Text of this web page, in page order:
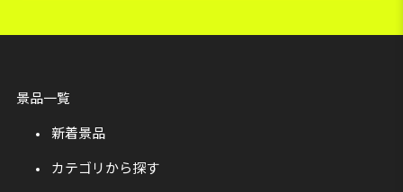
景品一覧
新着景品
カテゴリから探す